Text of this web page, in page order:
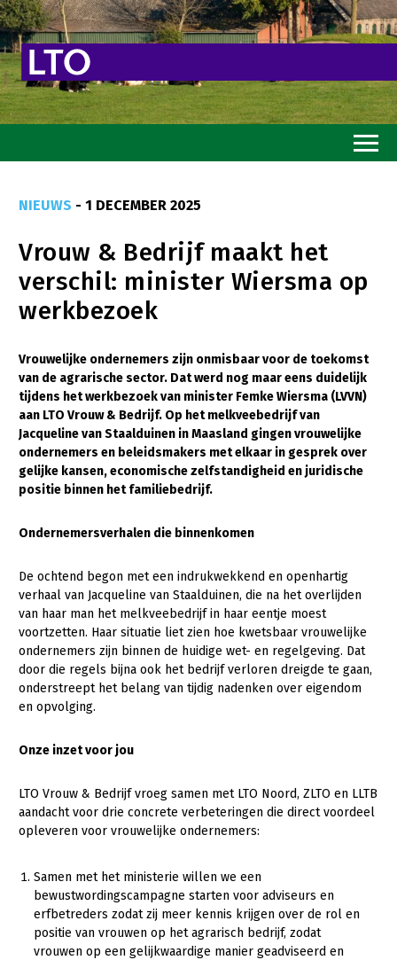
Goed eten
Mooi groen
Sterk ondernemerschap
Transitiepaden
Thema’s
Gezonde planten
Gezonde dieren
Natuur, klimaat en energie
Bodem en water
Mens, ondernemerschap en onderwijs
Internationaal
Sectoren
Dier
Geitenhouderij
Kalverhouderij
Konijnenhouderij
Paardenhouderij
Pluimveehouderij
Schapenhouderij
Akkerbouw
Biologische Landbouw
Bollenteelt
Fruitteelt
Glastuinbouw
Paddenstoelen
Multifunctionele landbouw
Multifunctioneel
Vrouw en Bedrijf
Onderwerpen
Nieuws
Nieuwsabonnement
Webinars
Over LTO
NIEUWS - 1 DECEMBER 2025
Vrouw & Bedrijf maakt het
verschil: minister Wiersma op
werkbezoek
Vrouwelijke ondernemers zijn onmisbaar voor de toekomst
van de agrarische sector. Dat werd nog maar eens duidelijk
tijdens het werkbezoek van minister Femke Wiersma (LVVN)
aan LTO Vrouw & Bedrijf. Op het melkveebedrijf van
Jacqueline van Staalduinen in Maasland gingen vrouwelijke
ondernemers en beleidsmakers met elkaar in gesprek over
gelijke kansen, economische zelfstandigheid en juridische
positie binnen het familiebedrijf.
Ondernemersverhalen die binnenkomen
De ochtend begon met een indrukwekkend en openhartig
verhaal van Jacqueline van Staalduinen, die na het overlijden
van haar man het melkveebedrijf in haar eentje moest
voortzetten. Haar situatie liet zien hoe kwetsbaar vrouwelijke
ondernemers zijn binnen de huidige wet- en regelgeving. Dat
door die regels bijna ook het bedrijf verloren dreigde te gaan,
onderstreept het belang van tijdig nadenken over eigendom
en opvolging.
Onze inzet voor jou
LTO Vrouw & Bedrijf vroeg samen met LTO Noord, ZLTO en LLTB
aandacht voor drie concrete verbeteringen die direct voordeel
opleveren voor vrouwelijke ondernemers:
Samen met het ministerie willen we een
bewustwordingscampagne starten voor adviseurs en
erfbetreders zodat zij meer kennis krijgen over de rol en
positie van vrouwen op het agrarisch bedrijf, zodat
vrouwen op een gelijkwaardige manier geadviseerd en